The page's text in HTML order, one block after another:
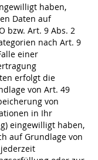
haben,
Daten auf
bzw. Art. 9 Abs. 2
nach Art. 9
einer
erfolgt die
von Art. 49
von
in Ihr
eingewilligt haben,
auf Grundlage von
jederzeit